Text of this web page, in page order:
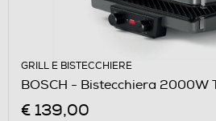
GRILL E BISTECCHIERE
BOSCH - Bistecchiera 2000W
€ 139,00